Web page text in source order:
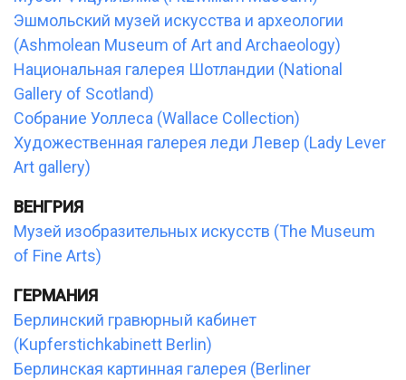
Эшмольский музей искусства и археологии
(Ashmolean Museum of Art and Archaeology)
Национальная галерея Шотландии (National
Gallery of Scotland)
Собрание Уоллеса (Wallace Collection)
Художественная галерея леди Левер (Lady Lever
Art gallery)
ВЕНГРИЯ
Музей изобразительных искусств (The Museum
of Fine Arts)
ГЕРМАНИЯ
Берлинский гравюрный кабинет
(Kupferstichkabinett Berlin)
Берлинская картинная галерея (Berliner